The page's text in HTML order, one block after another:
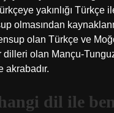
yakınlığı Türkçe
olmasından
olan Türkçe ve
olan Mançu-
akrabadır.
dil ile